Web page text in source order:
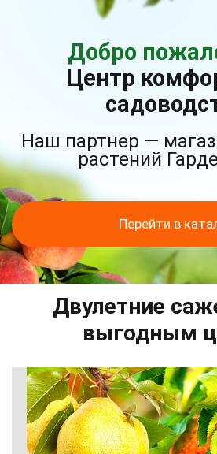
Добро
Центр
Наш партнер —
растений
Перейти в
Двулетние
выгодным